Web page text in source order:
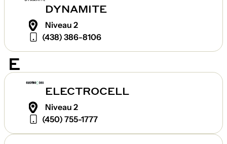
DYNAMITE
Niveau 2
(438) 386-8106
E
ELECTROCELL
Niveau 2
(450) 755-1777